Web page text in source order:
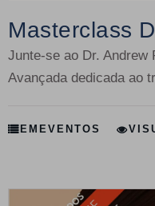
Masterclass
Junte-se ao Dr.
Avançada dedicada ao
EM EVENTOS